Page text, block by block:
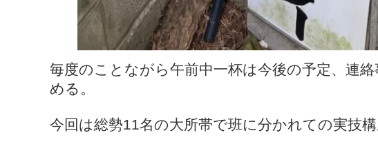
毎度のことながら午前中一杯は今後の予定、連
める。
今回は総勢11名の大所帯で班に分かれての実技構